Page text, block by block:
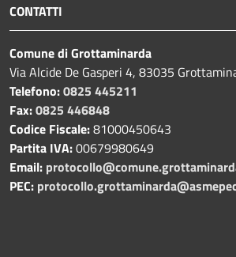
CONTATTI
Comune di Grottaminarda
Via Alcide De Gasperi 4, 83035
Telefono:0825 445211
Fax:0825 446848
Codice Fiscale:81000450643
Partita IVA:00679980649
Email:
PEC: